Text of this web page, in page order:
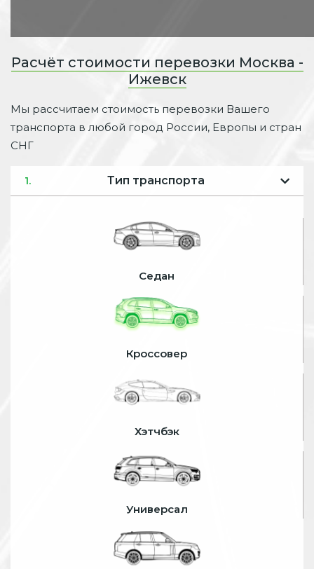
Расчёт стоимости перевозки Москва -
Ижевск
Мы рассчитаем стоимость перевозки Вашего
транспорта в любой город России, Европы и стран
СНГ
1. Тип транспорта
Седан
Кроссовер
Хэтчбэк
Универсал